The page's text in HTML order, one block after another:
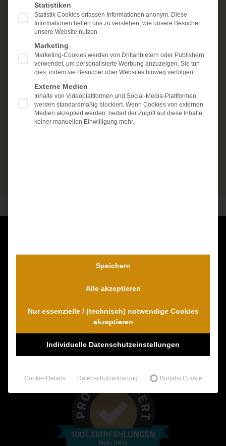
Kostenlose Erstberatung
Dr. Wambach & Walter
0421 54 895 10 - Fax
info@schmerzensgeld-spezialisten.de
Zum Kontaktformular
Statistiken
Statistik Cookies erfassen Informationen anonym. Diese
Informationen helfen uns zu verstehen, wie unsere Besucher
unsere Website nutzen.
Marketing
Marketing-Cookies werden von Drittanbietern oder Publishern
verwendet, um personalisierte Werbung anzuzeigen. Sie tun
dies, indem sie Besucher über Websites hinweg verfolgen.
Externe Medien
Inhalte von Videoplattformen und Social-Media-Plattformen
werden standardmäßig blockiert. Wenn Cookies von externen
Medien akzeptiert werden, bedarf der Zugriff auf diese Inhalte
keiner manuellen Einwilligung mehr.
Speichern
Alle akzeptieren
Nur essenzielle / (technisch) notwendige Cookies
akzeptieren
Individuelle Datenschutzeinstellungen
Cookie-Details Datenschutzerklärung Borlabs Cookie